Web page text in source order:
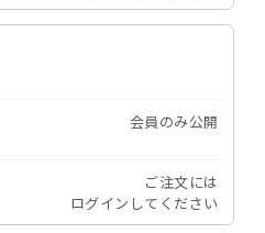
会員のみ公開
ご注文には
ログイン してください